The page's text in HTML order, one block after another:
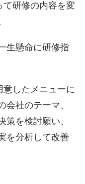
て研修の内容を変
生懸命に研修指
意したメニューに
会社のテーマ、
策を検討願い、
を分析して改善